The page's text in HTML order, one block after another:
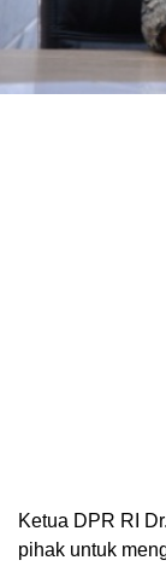
Ketua DPR RI
pihak untuk